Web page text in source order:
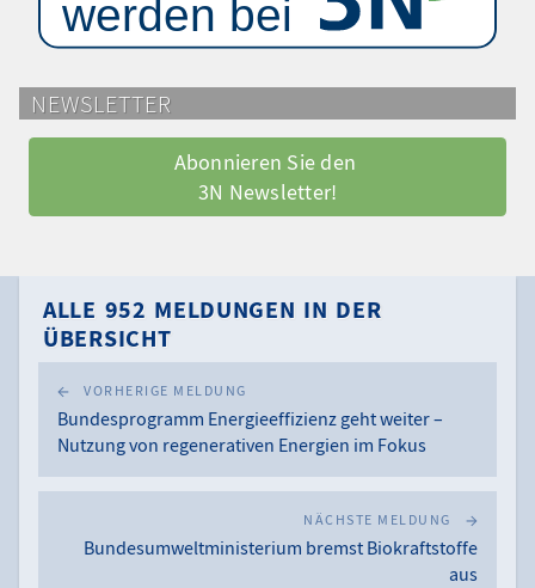
NEWSLETTER
Abonnieren Sie den
3N Newsletter!
ALLE 952 MELDUNGEN IN DER
ÜBERSICHT
VORHERIGE MELDUNG
Bundesprogramm Energieeffizienz geht weiter –
Nutzung von regenerativen Energien im Fokus
NÄCHSTE MELDUNG
Bundesumweltministerium bremst Biokraftstoffe
aus